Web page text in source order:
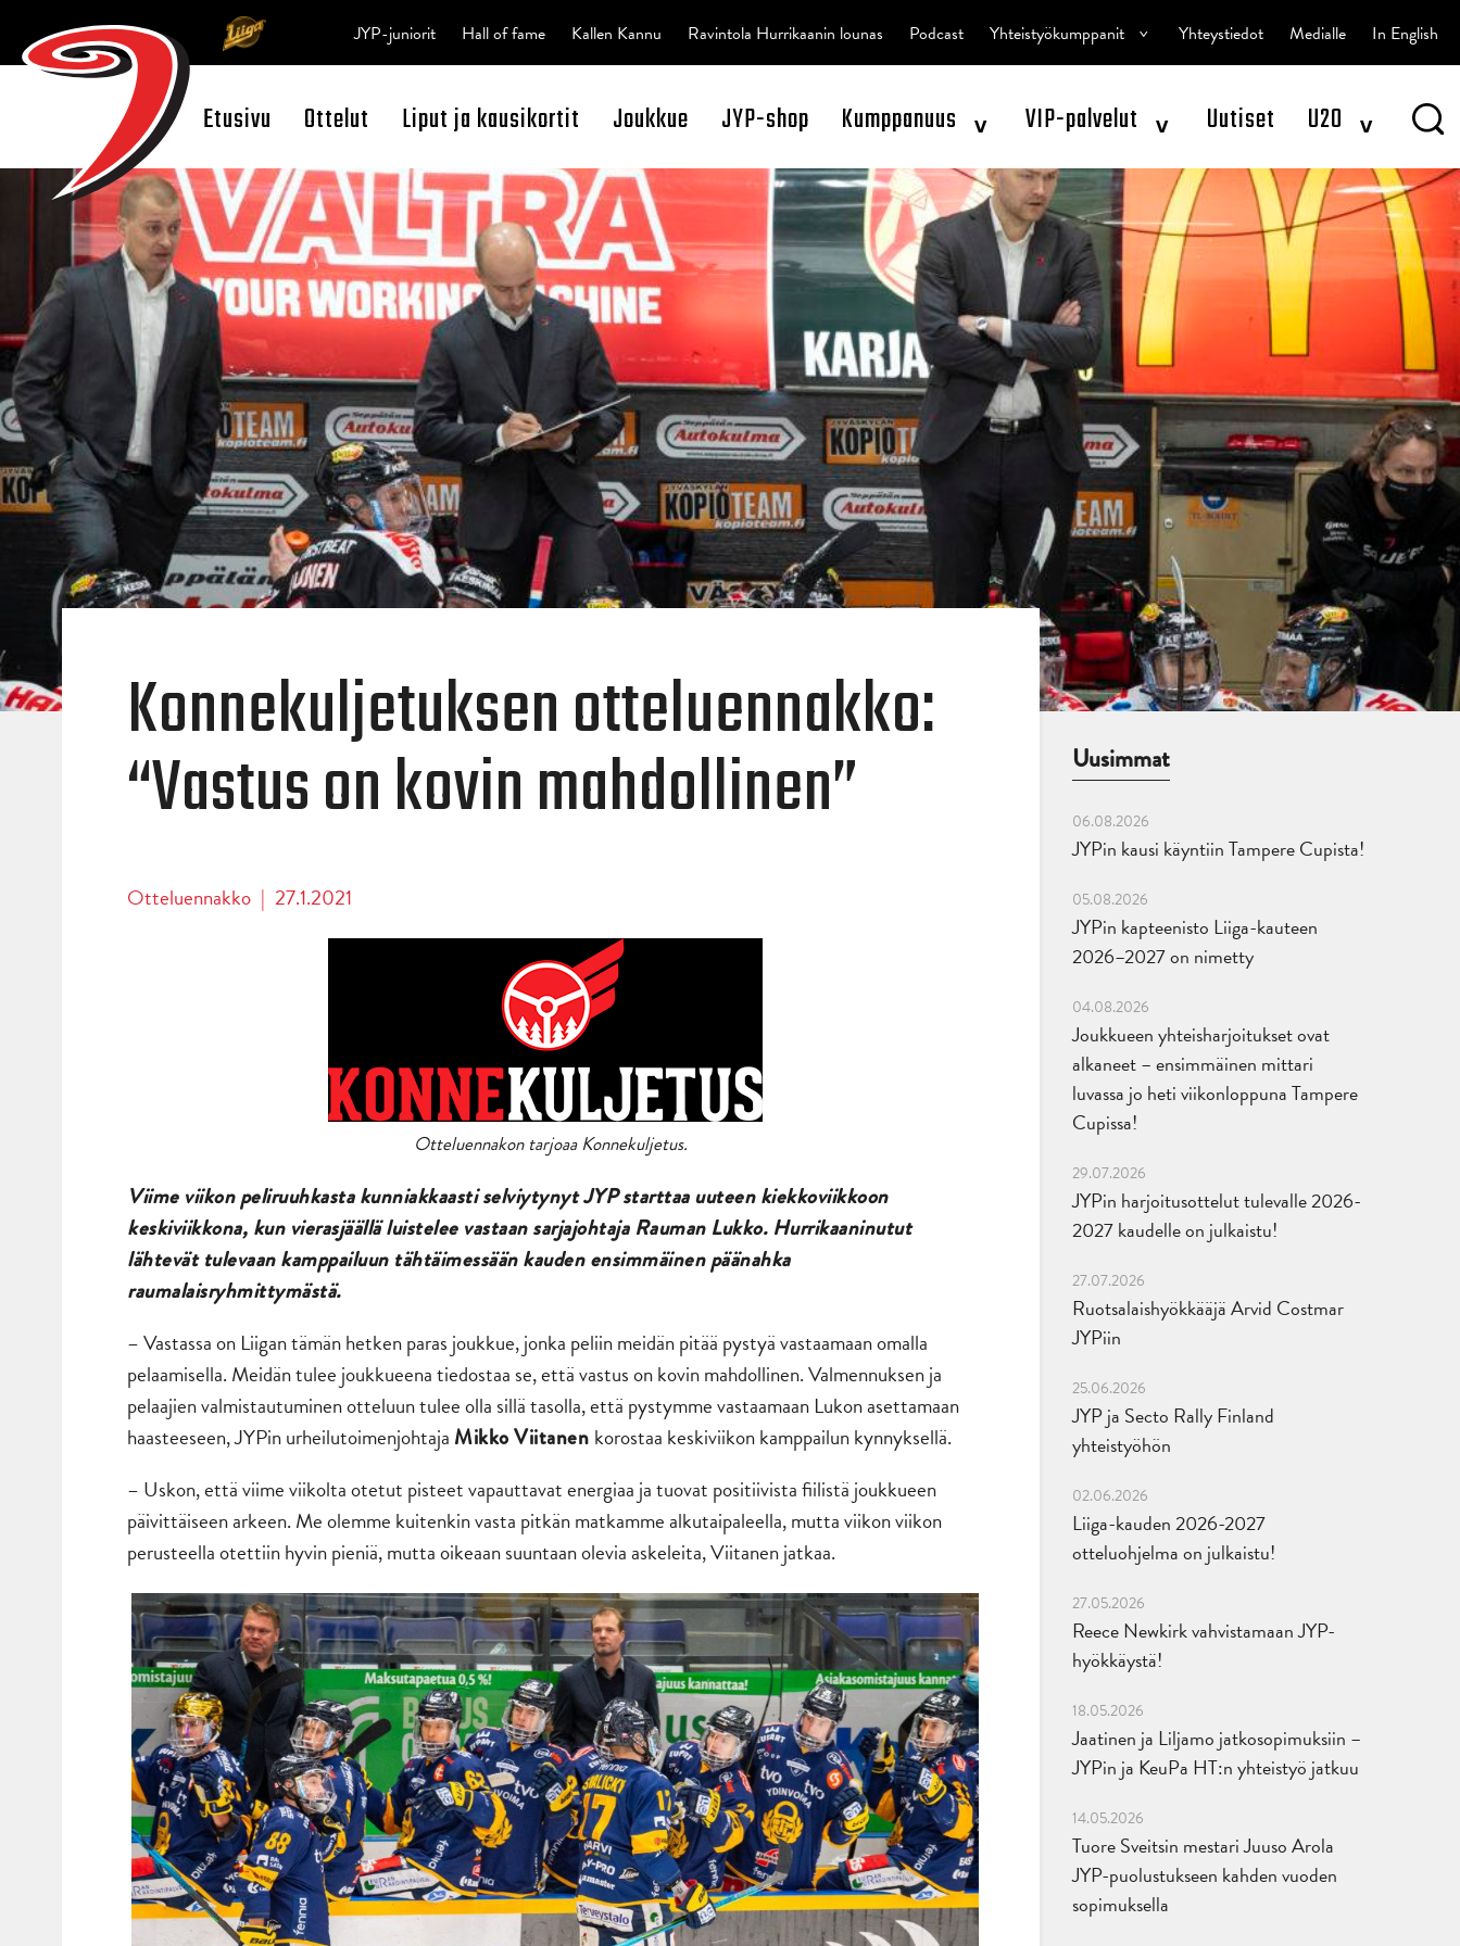
Open Search
Etusivu Ottelut Liput ja kausikortit Joukkue JYP-shop Kumppanuus ^ VIP-palvelut ^ Uutiset U20 ^
JYP-juniorit Hall of fame Kallen Kannu Ravintola Hurrikaanin lounas Podcast Yhteistyökumppanit ^ Yhteystiedot Medialle In English
Konnekuljetuksen otteluennakko:
“Vastus on kovin mahdollinen”
Otteluennakko | 27.1.2021
Otteluennakon tarjoaa Konnekuljetus.
Viime viikon peliruuhkasta kunniakkaasti selviytynyt JYP starttaa uuteen kiekkoviikkoon
keskiviikkona, kun vierasjäällä luistelee vastaan sarjajohtaja Rauman Lukko. Hurrikaaninutut
lähtevät tulevaan kamppailuun tähtäimessään kauden ensimmäinen päänahka
raumalaisryhmittymästä.
– Vastassa on Liigan tämän hetken paras joukkue, jonka peliin meidän pitää pystyä vastaamaan omalla
pelaamisella. Meidän tulee joukkueena tiedostaa se, että vastus on kovin mahdollinen. Valmennuksen ja
pelaajien valmistautuminen otteluun tulee olla sillä tasolla, että pystymme vastaamaan Lukon asettamaan
haasteeseen, JYPin urheilutoimenjohtaja Mikko Viitanen korostaa keskiviikon kamppailun kynnyksellä.
– Uskon, että viime viikolta otetut pisteet vapauttavat energiaa ja tuovat positiivista fiilistä joukkueen
päivittäiseen arkeen. Me olemme kuitenkin vasta pitkän matkamme alkutaipaleella, mutta viikon viikon
perusteella otettiin hyvin pieniä, mutta oikeaan suuntaan olevia askeleita, Viitanen jatkaa.
Uusimmat
06.08.2026
JYPin kausi käyntiin Tampere Cupista!
05.08.2026
JYPin kapteenisto Liiga-kauteen
2026–2027 on nimetty
04.08.2026
Joukkueen yhteisharjoitukset ovat
alkaneet – ensimmäinen mittari
luvassa jo heti viikonloppuna Tampere
Cupissa!
29.07.2026
JYPin harjoitusottelut tulevalle 2026-
2027 kaudelle on julkaistu!
27.07.2026
Ruotsalaishyökkääjä Arvid Costmar
JYPiin
25.06.2026
JYP ja Secto Rally Finland
yhteistyöhön
02.06.2026
Liiga-kauden 2026-2027
otteluohjelma on julkaistu!
27.05.2026
Reece Newkirk vahvistamaan JYP-
hyökkäystä!
18.05.2026
Jaatinen ja Liljamo jatkosopimuksiin –
JYPin ja KeuPa HT:n yhteistyö jatkuu
14.05.2026
Tuore Sveitsin mestari Juuso Arola
JYP-puolustukseen kahden vuoden
sopimuksella